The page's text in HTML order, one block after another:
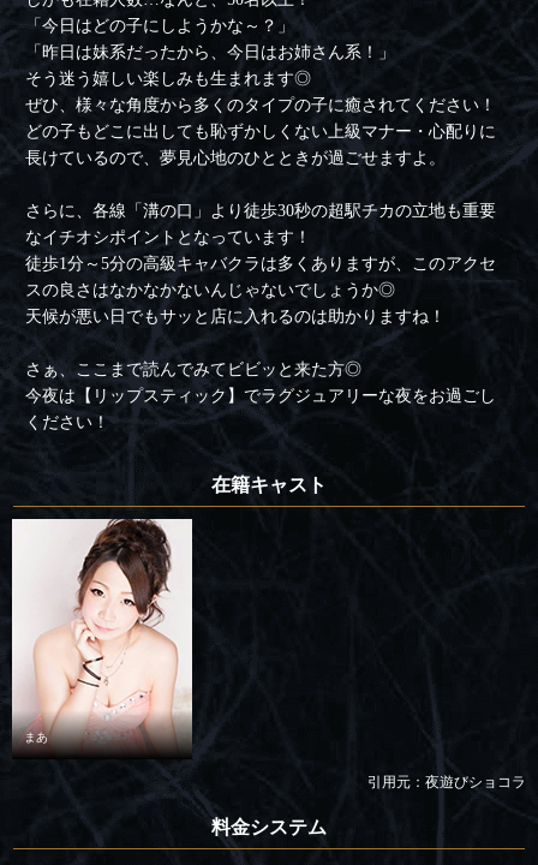
「今日はどの子にしようかな～？」
「昨日は妹系だったから、今日はお姉さん系！」
そう迷う嬉しい楽しみも生まれます◎
ぜひ、様々な角度から多くのタイプの子に癒されてください！
どの子もどこに出しても恥ずかしくない上級マナー・心配りに
長けているので、夢見心地のひとときが過ごせますよ。
さらに、各線「溝の口」より徒歩30秒の超駅チカの立地も重要
なイチオシポイントとなっています！
徒歩1分～5分の高級キャバクラは多くありますが、このアクセ
スの良さはなかなかないんじゃないでしょうか◎
天候が悪い日でもサッと店に入れるのは助かりますね！
さぁ、ここまで読んでみてビビッと来た方◎
今夜は【リップスティック】でラグジュアリーな夜をお過ごし
ください！
在籍キャスト
まあ
引用元：夜遊びショコラ
料金システム